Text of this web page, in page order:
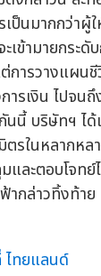
ป็นมากกว่าผู้ใ
เข้ามายกระ
การวางแผน
รเงิน ไปจน
นนี้ บริษัทฯ ไ
รในหลากหล
และตอบโจท
ากล่าวทิ้งท้าย
ไทยแลนด์